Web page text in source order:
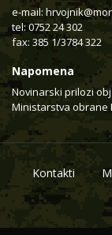
e-mail:
tel: 0752 24 302
fax: 385 1/3784 322
Napomena
Novinarski prilozi
Ministarstva obrane
Kontakti